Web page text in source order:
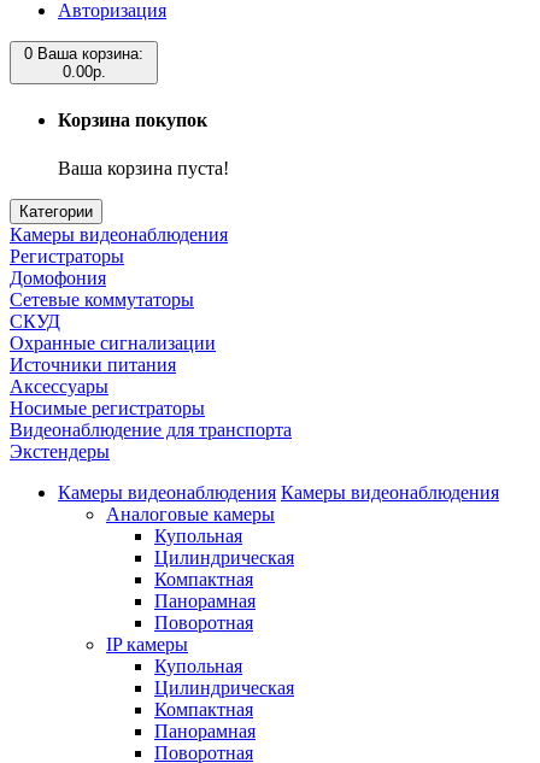
Авторизация
0 Ваша корзина:
0.00р.
Корзина покупок
Ваша корзина пуста!
Категории
Камеры видеонаблюдения
Регистраторы
Домофония
Сетевые коммутаторы
СКУД
Охранные сигнализации
Источники питания
Аксессуары
Носимые регистраторы
Видеонаблюдение для транспорта
Экстендеры
Камеры видеонаблюдения Камеры видеонаблюдения
Аналоговые камеры
Купольная
Цилиндрическая
Компактная
Панорамная
Поворотная
IP камеры
Купольная
Цилиндрическая
Компактная
Панорамная
Поворотная